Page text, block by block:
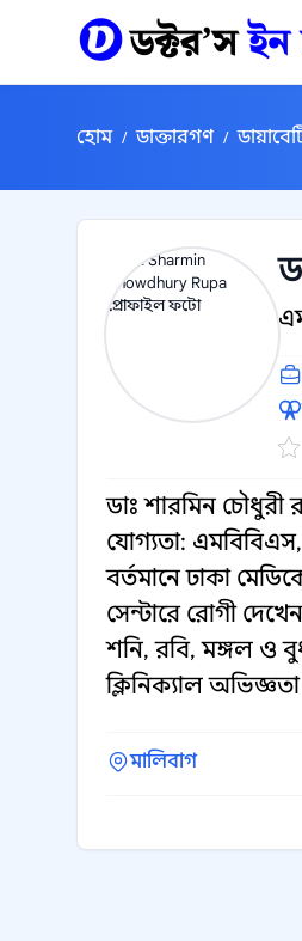
হোম / ডাক্তারগণ /
ডাঃ শারমিন চৌধুরী
যোগ্যতা:
বর্তমানে ঢাকা
সেন্টারে রোগী
শনি, রবি, মঙ্গল ও
ক্লিনিক্যাল
মালিবাগ